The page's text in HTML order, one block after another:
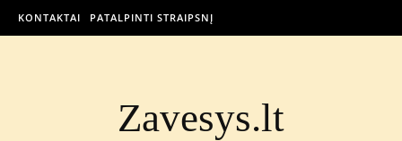
KONTAKTAI PATALPINTI STRAIPSNĮ
Zavesys.lt